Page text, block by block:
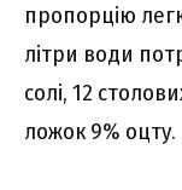
пропорцію
літри води
солі, 12
ложок 9% оцту.